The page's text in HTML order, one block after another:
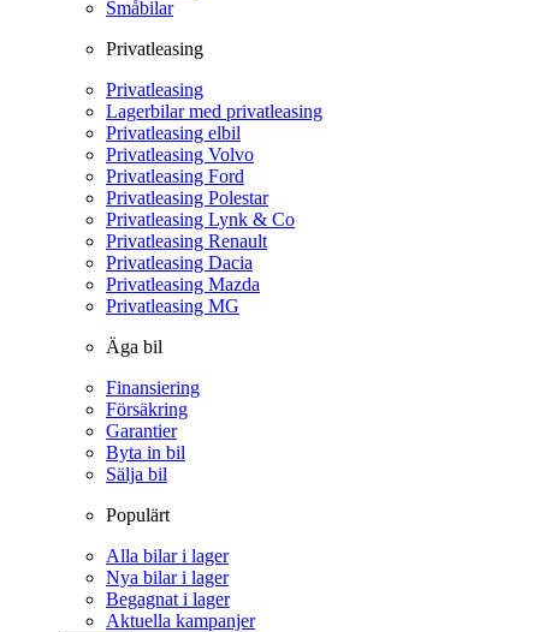
Småbilar
Privatleasing
Privatleasing
Lagerbilar med privatleasing
Privatleasing elbil
Privatleasing Volvo
Privatleasing Ford
Privatleasing Polestar
Privatleasing Lynk & Co
Privatleasing Renault
Privatleasing Dacia
Privatleasing Mazda
Privatleasing MG
Äga bil
Finansiering
Försäkring
Garantier
Byta in bil
Sälja bil
Populärt
Alla bilar i lager
Nya bilar i lager
Begagnat i lager
Aktuella kampanjer